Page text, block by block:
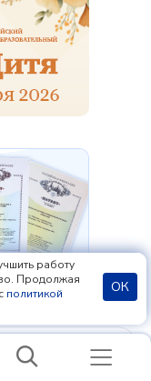
для
работу
Продолжая
политикой
ОК